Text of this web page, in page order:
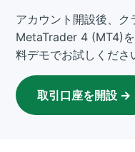
アカウント開設後、ク
MetaTrader 4 (MT4)
料デモでお試しくださ
取引口座を開設 →